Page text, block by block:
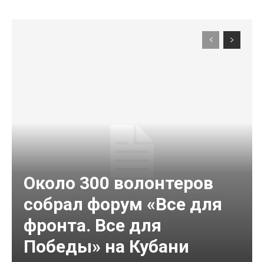
Около 300 волонтеров
собрал форум «Все для
фронта. Все для
Победы» на Кубани